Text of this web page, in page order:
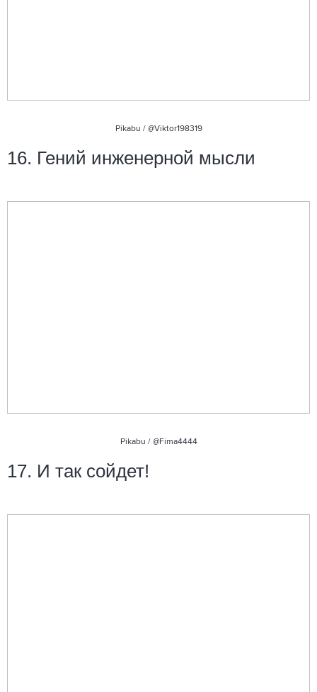
Pikabu / @Viktor198319
16. Гений инженерной мысли
Pikabu / @Fima4444
17. И так сойдет!